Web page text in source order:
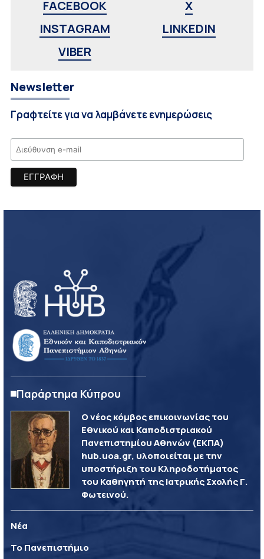
FACEBOOK
X
INSTAGRAM
LINKEDIN
VIBER
Newsletter
Γραφτείτε για να λαμβάνετε ενημερώσεις
Παράρτημα Κύπρου
Ο νέος κόμβος επικοινωνίας του
Εθνικού και Καποδιστριακού
Πανεπιστημίου Αθηνών (ΕΚΠΑ)
hub.uoa.gr, υλοποιείται με την
υποστήριξη του Κληροδοτήματος
του Καθηγητή της Ιατρικής Σχολής Γ.
Φωτεινού.
Νέα
Το Πανεπιστήμιο